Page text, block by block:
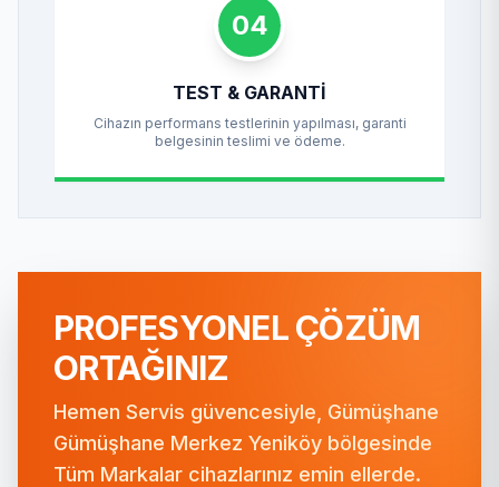
04
TEST & GARANTI
Cihazın performans testlerinin yapılması, garanti
belgesinin teslimi ve ödeme.
PROFESYONEL ÇÖZÜM
ORTAĞINIZ
Hemen Servis güvencesiyle, Gümüşhane
Gümüşhane Merkez Yeniköy bölgesinde
Tüm Markalar cihazlarınız emin ellerde.